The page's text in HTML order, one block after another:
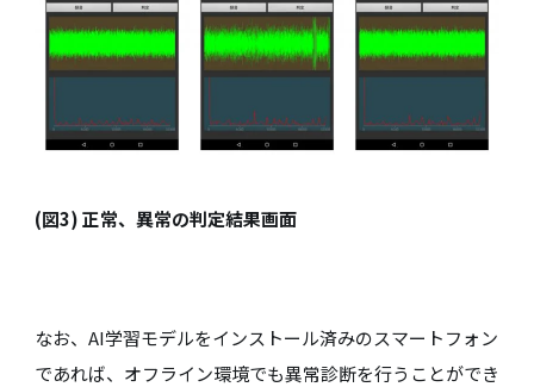
(図3) 正常、異常の判定結果画面
なお、AI学習モデルをインストール済みのスマートフォン
であれば、オフライン環境でも異常診断を行うことができ